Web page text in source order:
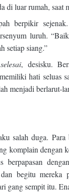
di luar rumah, saat
berpikir
luruh.
setiap siang.”
, desisku.
hati seluas
menjadi berlarut-
salah duga.
komplain dengan
berpapasan
begitu mereka
gang sempit itu.